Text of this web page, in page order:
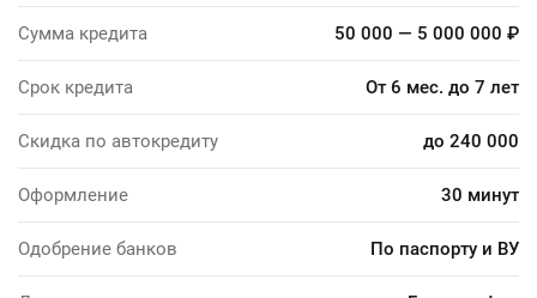
Сумма кредита 50 000 — 5 000 000 ₽
Срок кредита От 6 мес. до 7 лет
Скидка по автокредиту до 240 000
Оформление 30 минут
Одобрение банков По паспорту и ВУ